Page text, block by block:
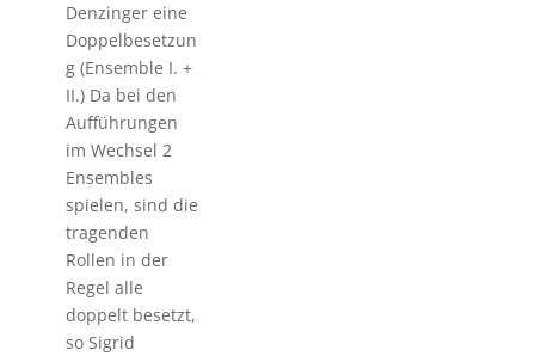
Denzinger eine
Doppelbesetzun
g (Ensemble I. +
II.) Da bei den
Aufführungen
im Wechsel 2
Ensembles
spielen, sind die
tragenden
Rollen in der
Regel alle
doppelt besetzt,
so Sigrid